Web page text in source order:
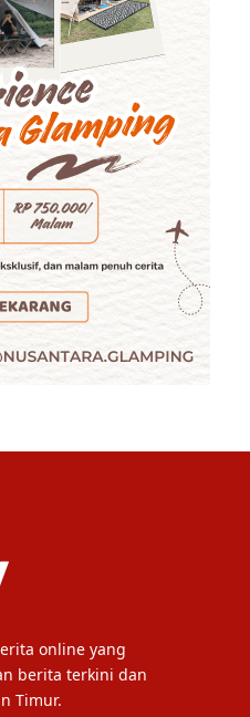
online yang
berita terkini dan
Timur.